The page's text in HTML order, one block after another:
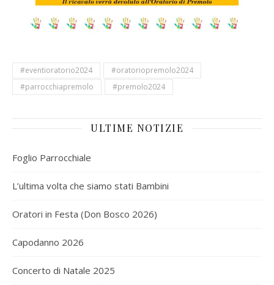
#eventioratorio2024
#oratoriopremolo2024
#parrocchiapremolo
#premolo2024
ULTIME NOTIZIE
Foglio Parrocchiale
L’ultima volta che siamo stati Bambini
Oratori in Festa (Don Bosco 2026)
Capodanno 2026
Concerto di Natale 2025